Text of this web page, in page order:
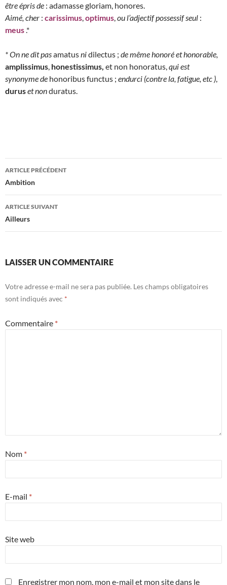
être épris de : adamasse gloriam, honores.
Aimé, cher : carissimus,optimus,ou l’adjectif possessif seul :
meus.*
* On ne dit pasamatusnidilectus ; de même honoré et honorable,
amplissimus, honestissimus, et non honoratus,qui est
synonyme de honoribus functus ; endurci (contre la, fatigue, etc ),
duruset nonduratus.
Navigation
des
articles
ARTICLE PRÉCÉDENT
Ambition
ARTICLE SUIVANT
Ailleurs
LAISSER UN COMMENTAIRE
Votre adresse e-mail ne sera pas publiée. Les champs obligatoires
sont indiqués avec *
Commentaire *
Nom *
E-mail *
Site web
Enregistrer mon nom, mon e-mail et mon site dans le